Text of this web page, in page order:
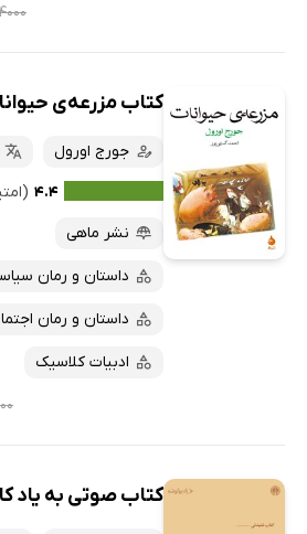
کتاب مزرعه‌ی
جورج اورول
۴.۴ (امتیاز
نشر ماهی
داستان و رمان
داستان و رمان
ادبیات کلاسیک
کتاب صوتی به یاد